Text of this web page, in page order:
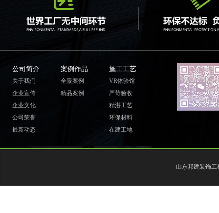
公司简介
关于我们
企业宣传
企业文化
公司荣誉
最新动态
案例作品
全景案例
精品案例
施工工艺
VR体验馆
严苛验收
精湛工艺
环保材料
在建工地
山东邦建装饰